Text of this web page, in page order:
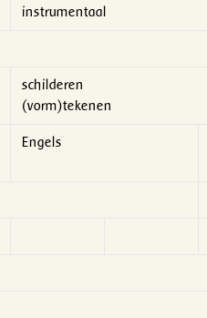
instrumentaal
schilderen
(vorm)tekenen
Engels